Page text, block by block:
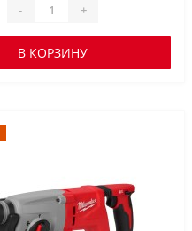
- +
В КОРЗИНУ